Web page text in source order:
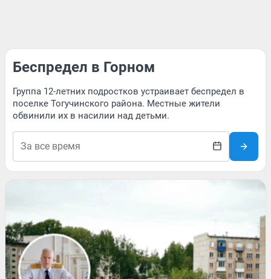
Беспредел в Горном
Группа 12-летних подростков устраивает беспредел в
поселке Тогучинского района. Местные жители
обвинили их в насилии над детьми.